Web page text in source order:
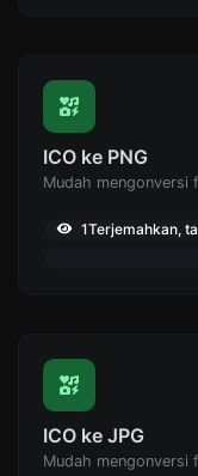
ICO ke PNG
Mudah mengonversi
1Terjemahkan,
ICO ke JPG
Mudah mengonversi